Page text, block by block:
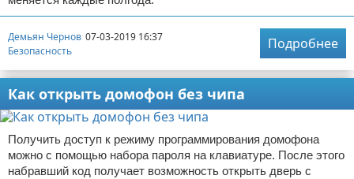
Демьян Чернов 07-03-2019 16:37
Безопасность
Подробнее
Как открыть домофон без чипа
Получить доступ к режиму программирования домофона
можно с помощью набора пароля на клавиатуре. После этого
набравший код получает возможность открыть дверь с